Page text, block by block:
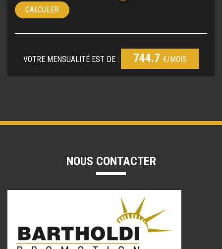
CALCULER
VOTRE MENSUALITÉ EST DE : 744.7 €/MOIS
NOUS CONTACTER